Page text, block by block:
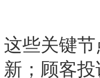
这些关键
新；顾客